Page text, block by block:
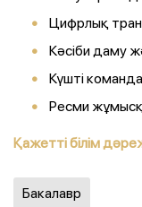
Цифрлық
Кәсіби даму
Күшті
Ресми
Қажетті білім
Бакалавр